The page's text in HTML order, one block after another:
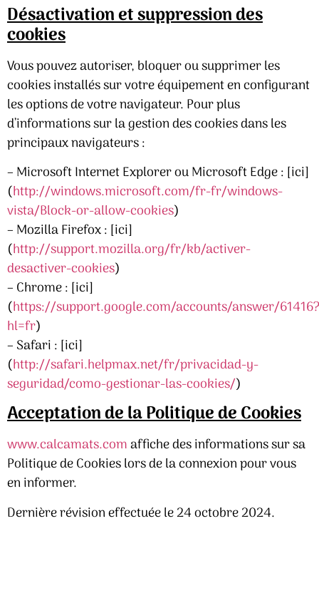
Désactivation et suppression des
cookies
Vous pouvez autoriser, bloquer ou supprimer les
cookies installés sur votre équipement en configurant
les options de votre navigateur. Pour plus
d’informations sur la gestion des cookies dans les
principaux navigateurs :
– Microsoft Internet Explorer ou Microsoft Edge : [ici]
(http://windows.microsoft.com/fr-fr/windows-
vista/Block-or-allow-cookies)
– Mozilla Firefox : [ici]
(http://support.mozilla.org/fr/kb/activer-
desactiver-cookies)
– Chrome : [ici]
(https://support.google.com/accounts/answer/61416?
hl=fr)
– Safari : [ici]
(http://safari.helpmax.net/fr/privacidad-y-
seguridad/como-gestionar-las-cookies/)
Acceptation de la Politique de Cookies
www.calcamats.comaffiche des informations sur sa
Politique de Cookies lors de la connexion pour vous
en informer.
Dernière révision effectuée le 24 octobre 2024.